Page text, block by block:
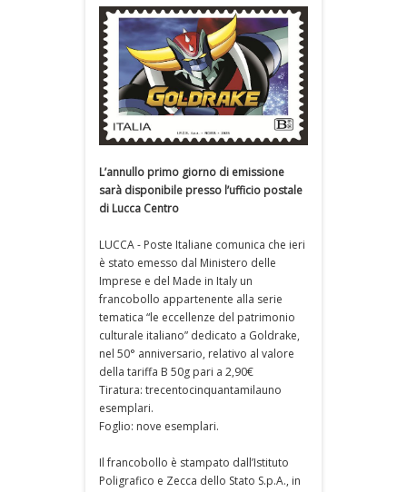
L’annullo primo giorno di emissione
sarà disponibile presso l’ufficio postale
di Lucca Centro
LUCCA - Poste Italiane comunica che ieri
è stato emesso dal Ministero delle
Imprese e del Made in Italy un
francobollo appartenente alla serie
tematica “le eccellenze del patrimonio
culturale italiano” dedicato a Goldrake,
nel 50° anniversario, relativo al valore
della tariffa B 50g pari a 2,90€
Tiratura: trecentocinquantamilauno
esemplari.
Foglio: nove esemplari.
Il francobollo è stampato dall’Istituto
Poligrafico e Zecca dello Stato S.p.A., in